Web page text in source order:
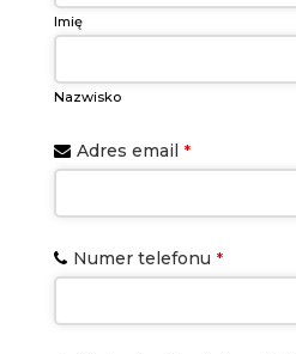
Imię
Nazwisko
Adres email *
Numer telefonu *